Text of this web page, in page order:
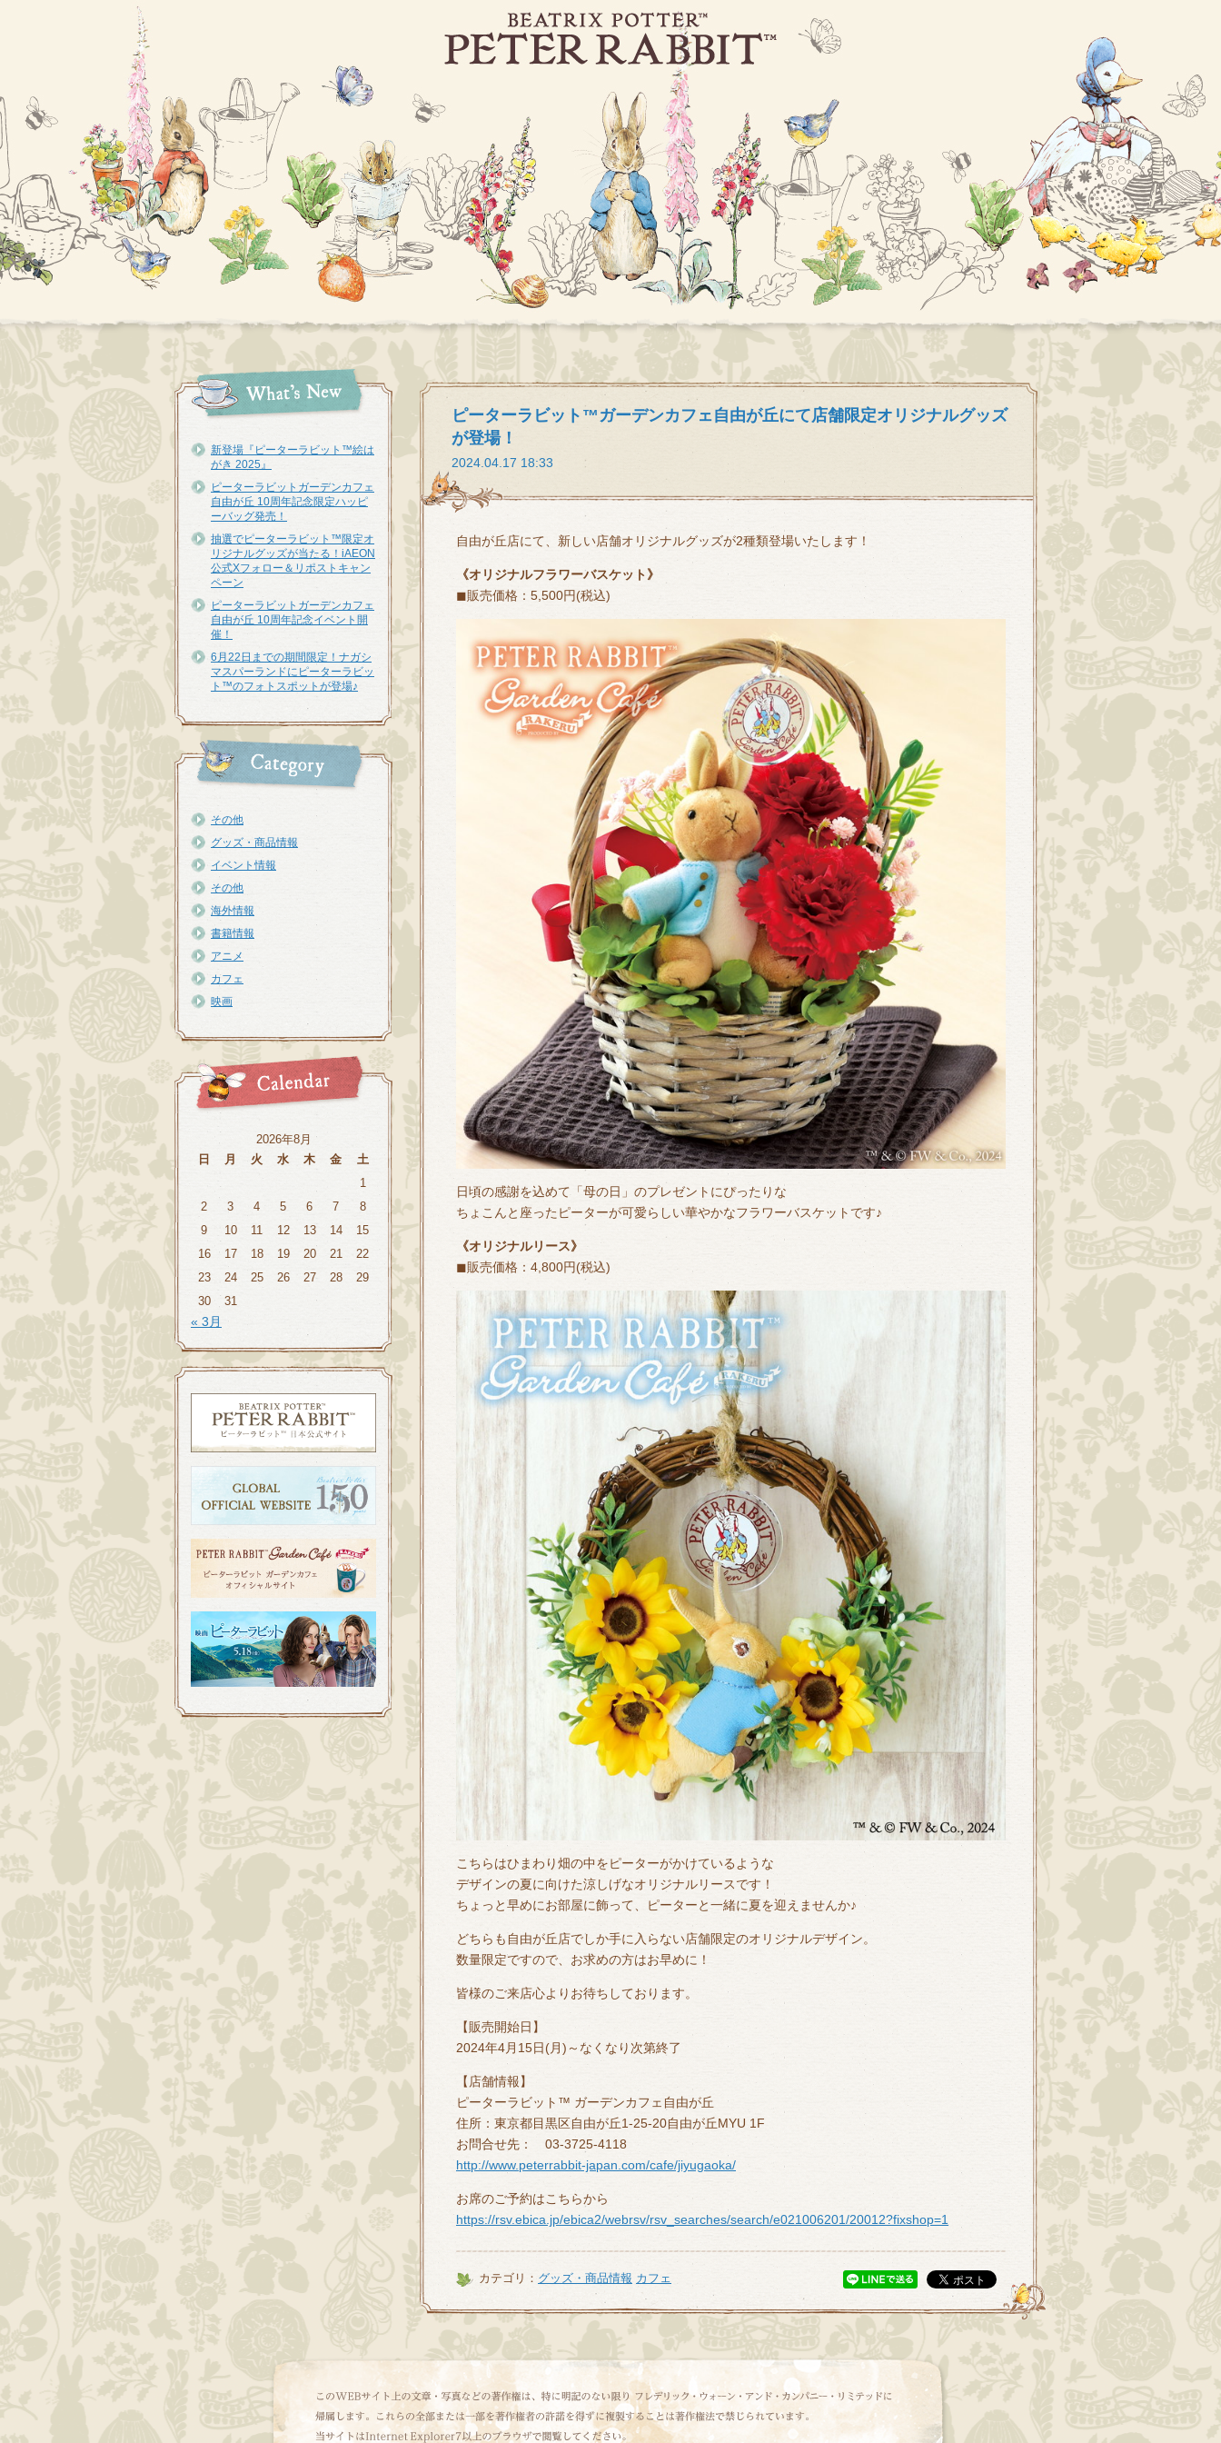
新登場『ピーターラビット™︎絵は
がき 2025』
ピーターラビットガーデンカフェ
自由が丘 10周年記念限定ハッピ
ーバッグ発売！
抽選でピーターラビット™限定オ
リジナルグッズが当たる！iAEON
公式Xフォロー＆リポストキャン
ペーン
ピーターラビットガーデンカフェ
自由が丘 10周年記念イベント開
催！
6月22日までの期間限定！ナガシ
マスパーランドにピーターラビッ
ト™のフォトスポットが登場♪
その他
グッズ・商品情報
イベント情報
その他
海外情報
書籍情報
アニメ
カフェ
映画
2026年8月
日
月 火 水 木 金
土
1
2
3 4 5 6 7
8
9
10 11 12 13 14
15
16
17 18 19 20 21
22
23
24 25 26 27 28
29
30
31
« 3月
ピーターラビット™ガーデンカフェ自由が丘にて店舗限定オリジナルグッズ
が登場！
2024.04.17 18:33
自由が丘店にて、新しい店舗オリジナルグッズが2種類登場いたします！
《オリジナルフラワーバスケット》
◼販売価格：5,500円(税込)
日頃の感謝を込めて「母の日」のプレゼントにぴったりな
ちょこんと座ったピーターが可愛らしい華やかなフラワーバスケットです♪
《オリジナルリース》
◼販売価格：4,800円(税込)
こちらはひまわり畑の中をピーターがかけているような
デザインの夏に向けた涼しげなオリジナルリースです！
ちょっと早めにお部屋に飾って、ピーターと一緒に夏を迎えませんか♪
どちらも自由が丘店でしか手に入らない店舗限定のオリジナルデザイン。
数量限定ですので、お求めの方はお早めに！
皆様のご来店心よりお待ちしております。
【販売開始日】
2024年4月15日(月)～なくなり次第終了
【店舗情報】
ピーターラビット™ ガーデンカフェ自由が丘
住所：東京都目黒区自由が丘1-25-20自由が丘MYU 1F
お問合せ先： 03-3725-4118
http://www.peterrabbit-japan.com/cafe/jiyugaoka/
お席のご予約はこちらから
https://rsv.ebica.jp/ebica2/webrsv/rsv_searches/search/e021006201/20012?fixshop=1
カテゴリ： グッズ・商品情報 カフェ